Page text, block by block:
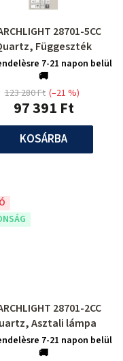
28701-5CC
Függeszték
7-21 napon belül
🚚
97 391 Ft
123 280 Ft (–21 %)
KOSÁRBA
28701-2CC
Asztali lámpa
7-21 napon belül
🚚